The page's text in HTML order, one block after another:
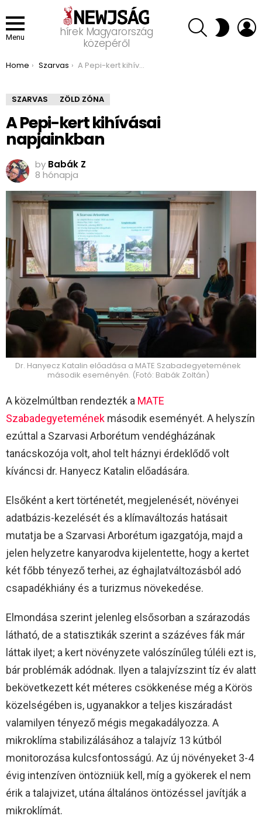
Menu
hírek Magyarország
közepéről
SEARCH SWITCH
SKIN
You are here:
Home Szarvas A Pepi-kert kihívásai napjainkban
SZARVAS ZÖLD ZÓNA
A Pepi-kert kihívásai
napjainkban
by Babák Z
8 hónapja
Dr. Hanyecz Katalin előadása a MATE Szabadegyetemének
második eseményén. (Fotó: Babák Zoltán)
A közelmúltban rendezték a MATE
Szabadegyetemének második eseményét. A helyszín
ezúttal a Szarvasi Arborétum vendégházának
tanácskozója volt, ahol telt háznyi érdeklődő volt
kíváncsi dr. Hanyecz Katalin előadására.
Elsőként a kert történetét, megjelenését, növényei
adatbázis-kezelését és a klímaváltozás hatásait
mutatja be a Szarvasi Arborétum igazgatója, majd a
jelen helyzetre kanyarodva kijelentette, hogy a kertet
két főbb tényező terhei, az éghajlatváltozásból adó
csapadékhiány és a turizmus növekedése.
Elmondása szerint jelenleg elsősorban a szárazodás
látható, de a statisztikák szerint a százéves fák már
láttak ilyet; a kert növényzete valószínűleg túléli ezt is,
bár problémák adódnak. Ilyen a talajvízszint tíz év alatt
bekövetkezett két méteres csökkenése még a Körös
közelségében is, ugyanakkor a teljes kiszáradást
valamilyen tényező mégis megakadályozza. A
mikroklíma stabilizálásához a talajvíz 13 kútból
monitorozása kulcsfontosságú. Az új növényeket 3-4
évig intenzíven öntözniük kell, míg a gyökerek el nem
érik a talajvizet, utána általános öntözéssel javítják a
mikroklímát.